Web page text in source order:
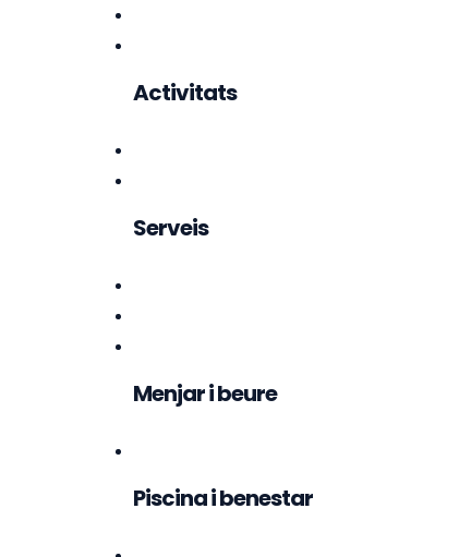
Activitats
Serveis
Menjar i beure
Piscina i benestar